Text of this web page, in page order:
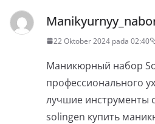
22 Oktober 2024 pada 02:40
Маникюрный набор
профессионального
лучшие инструменты
solingen купить